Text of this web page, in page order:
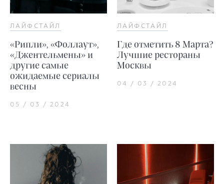
ЛАЙФСТАЙЛ
«Рипли», «Фоллаут»,
«Джентельмены» и
другие самые
ожидаемые сериалы
весны
05 / 03 / 2024
ЛАЙФСТАЙЛ
Где отметить 8 Марта?
Лучшие рестораны
Москвы
04 / 03 / 2024